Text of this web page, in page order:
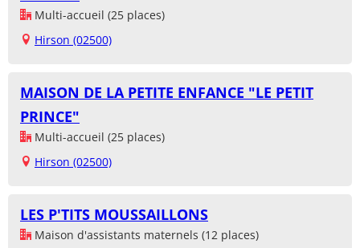
Multi-accueil (25 places)
Hirson (02500)
MAISON DE LA PETITE ENFANCE "LE PETIT
PRINCE"
Multi-accueil (25 places)
Hirson (02500)
LES P'TITS MOUSSAILLONS
Maison d'assistants maternels (12 places)